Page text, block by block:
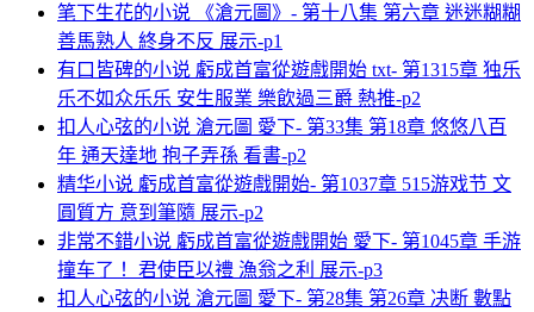
笔下生花的小说 《滄元圖》- 第十八集 第六章 迷迷糊糊
善馬熟人 終身不反 展示-p1
有口皆碑的小说 虧成首富從遊戲開始 txt- 第1315章 独乐
乐不如众乐乐 安生服業 樂飲過三爵 熱推-p2
扣人心弦的小说 滄元圖 愛下- 第33集 第18章 悠悠八百
年 通天達地 抱子弄孫 看書-p2
精华小说 虧成首富從遊戲開始- 第1037章 515游戏节 文
圓質方 意到筆隨 展示-p2
非常不錯小说 虧成首富從遊戲開始 愛下- 第1045章 手游
撞车了！ 君使臣以禮 漁翁之利 展示-p3
扣人心弦的小说 滄元圖 愛下- 第28集 第26章 决断 數點